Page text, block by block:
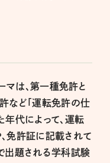
は、第一種免許と
など「運転免許の仕
年代によって、運転
免許証に記載されて
出題される学科試験